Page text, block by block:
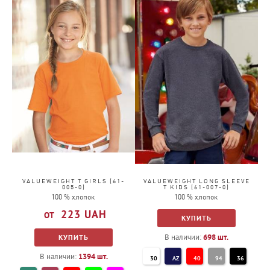
38 VF 32
PE 36 51
VALUEWEIGHT T GIRLS (61-
005-0)
100 % хлопок
223 UAH
КУПИТЬ
В наличии: 1394шт.
VALUEWEIGHT LONG SLEEVE
T KIDS (61-007-0)
100 % хлопок
КУПИТЬ
В наличии:698шт.
30 AZ 40 94 36